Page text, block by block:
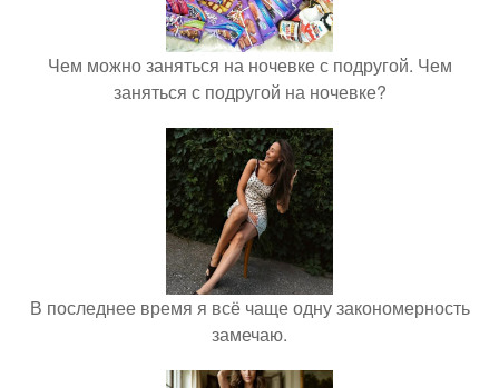
Чем можно заняться на ночевке с подругой. Чем
заняться с подругой на ночевке?
В последнее время я всё чаще одну закономерность
замечаю.